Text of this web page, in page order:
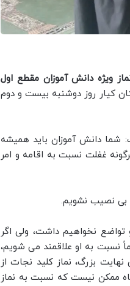
ویژه دانش آموزان مقطع اول
کیار روز دوشنبه بیست و دوم
شما دانش آموزان باید همیشه
غفلت نسبت به اقامه و امر
بی نصیب نشویم.
نخواهیم داشت، ولی اگر
نسبت به او علاقمند می شویم،
بزرگ، نماز کلید نجات از
ممکن نیست که نسبت به نماز